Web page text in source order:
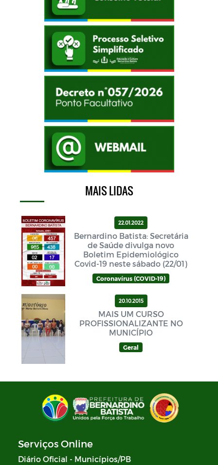
MAIS LIDAS
22.01.2022
Bernardino Batista: Secretária
de Saúde divulga novo
Boletim Epidemiológico
Covid-19 neste sábado (22/01)
Coronavírus (COVID-19)
20.10.2015
MAIS UM CURSO
PROFISSIONALIZANTE NO
MUNICÍPIO
Geral
Serviços Online
Diário Oficial - Municípios/PB